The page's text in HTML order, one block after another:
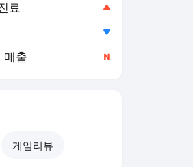
료
매출
게임리뷰